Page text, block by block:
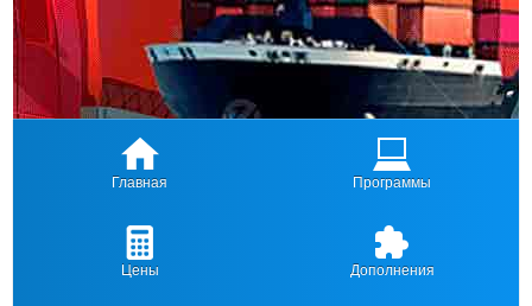
Главная Программы
Цены Дополнения